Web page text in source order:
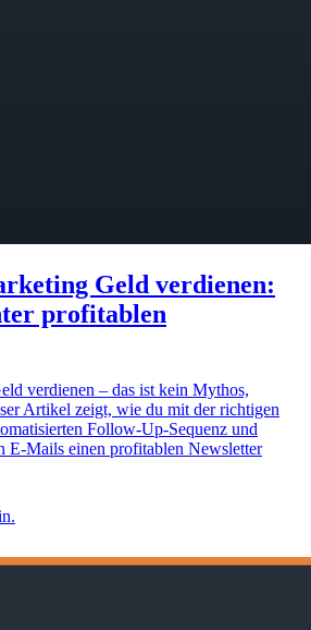
Geld verdienen:
profitablen
verdienen – das ist kein Mythos,
Artikel zeigt, wie du mit der richtigen
Follow-Up-Sequenz und
E-Mails einen profitablen Newsletter